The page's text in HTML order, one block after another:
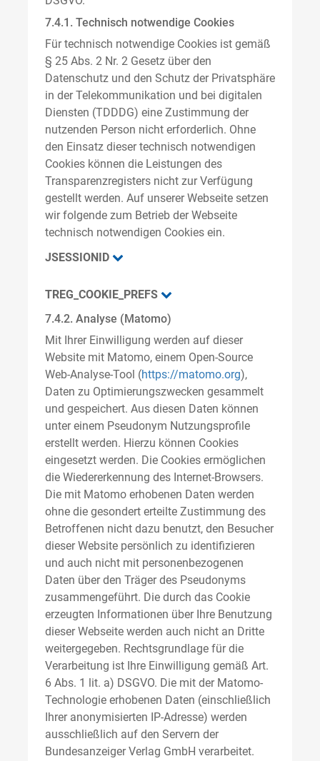
7.4.1. Technisch notwendige Cookies
Für technisch notwendige Cookies ist gemäß
§ 25 Abs. 2 Nr. 2 Gesetz über den
Datenschutz und den Schutz der Privatsphäre
in der Telekommunikation und bei digitalen
Diensten (TDDDG) eine Zustimmung der
nutzenden Person nicht erforderlich. Ohne
den Einsatz dieser technisch notwendigen
Cookies können die Leistungen des
Transparenzregisters nicht zur Verfügung
gestellt werden. Auf unserer Webseite setzen
wir folgende zum Betrieb der Webseite
technisch notwendigen Cookies ein.
JSESSIONID
TREG_COOKIE_PREFS
7.4.2. Analyse (Matomo)
Mit Ihrer Einwilligung werden auf dieser
Website mit Matomo, einem Open-Source
Web-Analyse-Tool (https://matomo.org),
Daten zu Optimierungszwecken gesammelt
und gespeichert. Aus diesen Daten können
unter einem Pseudonym Nutzungsprofile
erstellt werden. Hierzu können Cookies
eingesetzt werden. Die Cookies ermöglichen
die Wiedererkennung des Internet-Browsers.
Die mit Matomo erhobenen Daten werden
ohne die gesondert erteilte Zustimmung des
Betroffenen nicht dazu benutzt, den Besucher
dieser Website persönlich zu identifizieren
und auch nicht mit personenbezogenen
Daten über den Träger des Pseudonyms
zusammengeführt. Die durch das Cookie
erzeugten Informationen über Ihre Benutzung
dieser Webseite werden auch nicht an Dritte
weitergegeben. Rechtsgrundlage für die
Verarbeitung ist Ihre Einwilligung gemäß Art.
6 Abs. 1 lit. a) DSGVO. Die mit der Matomo-
Technologie erhobenen Daten (einschließlich
Ihrer anonymisierten IP-Adresse) werden
ausschließlich auf den Servern der
Bundesanzeiger Verlag GmbH verarbeitet.